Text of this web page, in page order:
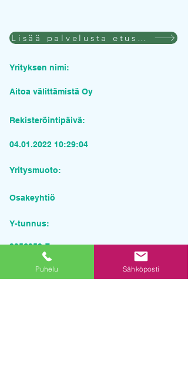
Lisää palvelusta etusivulla
Yrityksen nimi:
Aitoa välittämistä Oy
Rekisteröintipäivä:
04.01.2022 10:29:04
Yritysmuoto:
Osakeyhtiö
Y-tunnus:
3256353-7
Pyydä tarjous palvelusta
Puhelu Sähköposti